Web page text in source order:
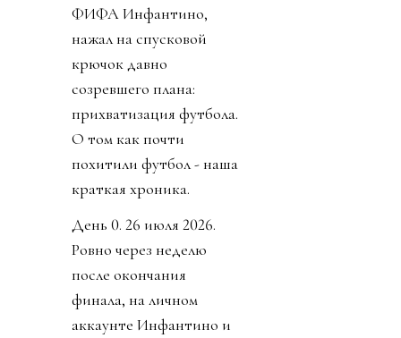
ФИФА Инфантино,
нажал на спусковой
крючок давно
созревшего плана:
прихватизация футбола.
О том как почти
похитили футбол - наша
краткая хроника.
День 0. 26 июля 2026.
Ровно через неделю
после окончания
финала, на личном
аккаунте Инфантино и